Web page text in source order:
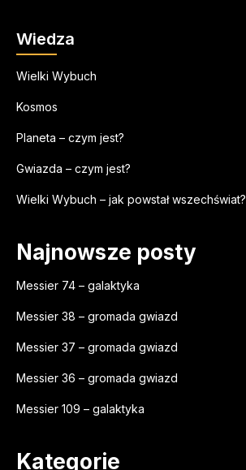
Wiedza
Wielki Wybuch
Kosmos
Planeta – czym jest?
Gwiazda – czym jest?
Wielki Wybuch – jak powstał wszechświat?
Najnowsze posty
Messier 74 – galaktyka
Messier 38 – gromada gwiazd
Messier 37 – gromada gwiazd
Messier 36 – gromada gwiazd
Messier 109 – galaktyka
Kategorie